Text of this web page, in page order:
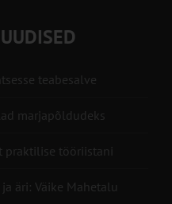
teabesalve
marjapõldudeks
praktilise tööriistani
äri: Väike Mahetalu